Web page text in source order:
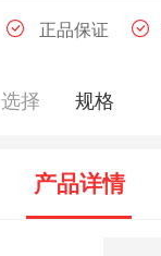
正品保证
选择 规格
产品详情